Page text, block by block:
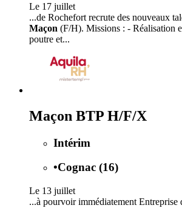
Le 17 juillet
...de Rochefort recrute des nouveaux
Maçon (F/H). Missions : - Réalisation
poutre et...
Maçon BTP H/F/X
Intérim
•Cognac (16)
Le 13 juillet
...à pourvoir immédiatement Entreprise